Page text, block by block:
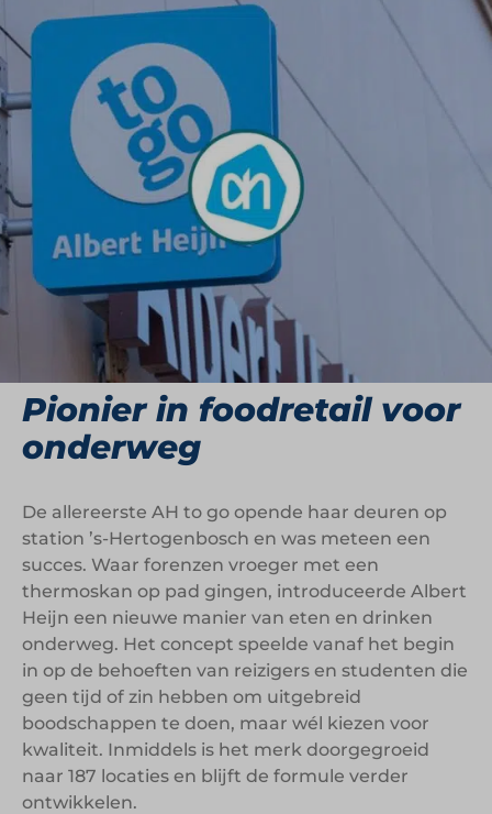
AH to go is de gemaksformule van Albert Heijn
die zich richt op klanten onderweg. Sinds de
introductie in 1999 is AH to go uitgegroeid tot een
vaste waarde op treinstations, in ziekenhuizen, op
hogescholen, bij kantoren en op tankstations.
Met een snel wisselend assortiment van koffie,
broodjes, salades, snacks en dranken is AH to go
dé plek voor wie snel, lekker en verantwoord iets
wil meenemen. De formule combineert snelheid,
gemak en vers met de vertrouwde kwaliteit van
Pionier in foodretail voor
onderweg
De allereerste AH to go opende haar deuren op
station ’s-Hertogenbosch en was meteen een
succes. Waar forenzen vroeger met een
thermoskan op pad gingen, introduceerde Albert
Heijn een nieuwe manier van eten en drinken
onderweg. Het concept speelde vanaf het begin
in op de behoeften van reizigers en studenten die
geen tijd of zin hebben om uitgebreid
boodschappen te doen, maar wél kiezen voor
kwaliteit. Inmiddels is het merk doorgegroeid
naar 187 locaties en blijft de formule verder
ontwikkelen.